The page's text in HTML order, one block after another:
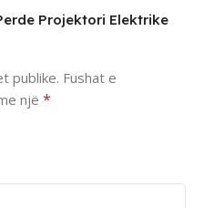
Projektori Elektrike
publike. Fushat e
një *